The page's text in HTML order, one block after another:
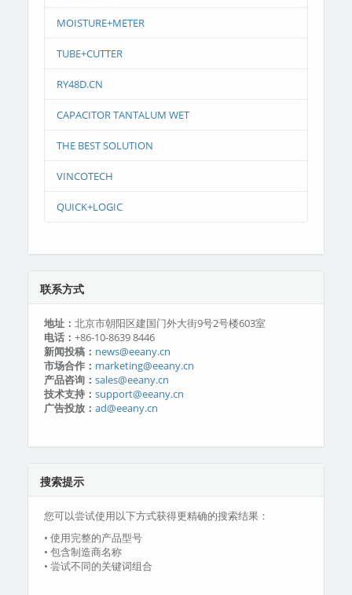
MOISTURE+METER
TUBE+CUTTER
RY48D.CN
CAPACITOR TANTALUM WET
THE BEST SOLUTION
VINCOTECH
QUICK+LOGIC
联系方式
地址： 北京市朝阳区建国门外大街9号2号楼603室
电话： +86-10-8639 8446
新闻投稿： news@eeany.cn
市场合作： marketing@eeany.cn
产品咨询： sales@eeany.cn
技术支持： support@eeany.cn
广告投放： ad@eeany.cn
搜索提示
您可以尝试使用以下方式获得更精确的搜索结果：
• 使用完整的产品型号
• 包含制造商名称
• 尝试不同的关键词组合